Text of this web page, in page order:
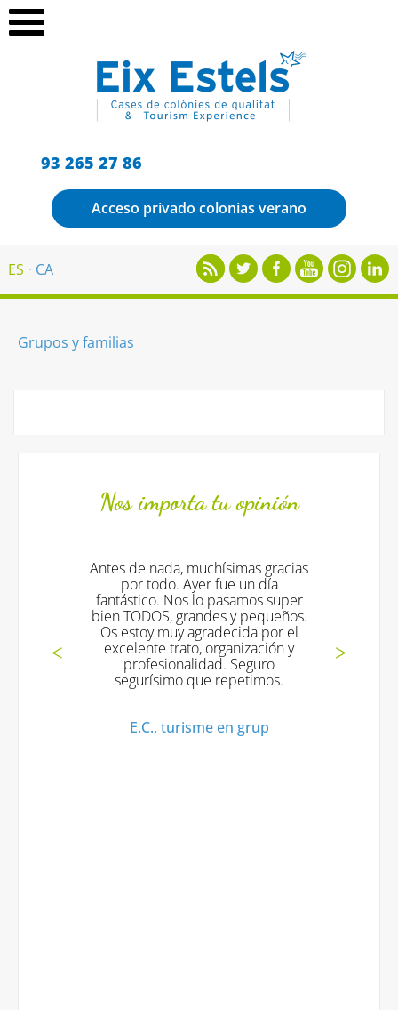
93 265 27 86
Acceso privado colonias verano
ES CA
Grupos y familias
Nos importa tu opinión
Antes de nada, muchísimas gracias
por todo. Ayer fue un día
fantástico. Nos lo pasamos super
bien TODOS, grandes y pequeños.
Os estoy muy agradecida por el
excelente trato, organización y
profesionalidad. Seguro
segurísimo que repetimos.
E.C., turisme en grup